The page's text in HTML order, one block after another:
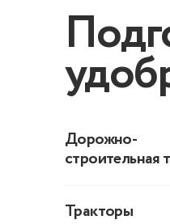
Дорожно-
строительная
Тракторы